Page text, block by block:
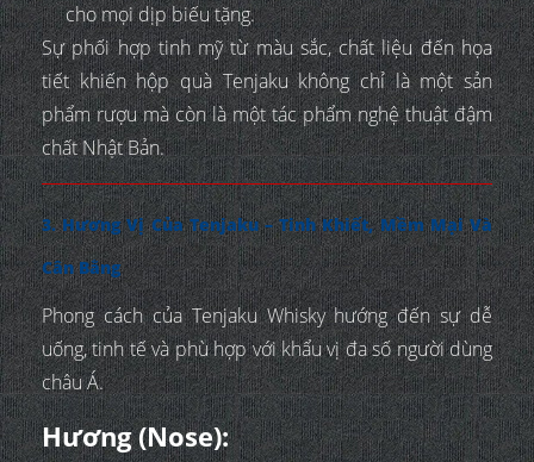
cho mọi dịp biếu tặng.
Sự phối hợp tinh mỹ từ màu sắc, chất liệu đến họa
tiết khiến hộp quà Tenjaku không chỉ là một sản
phẩm rượu mà còn là một tác phẩm nghệ thuật đậm
chất Nhật Bản.
3. Hương Vị Của Tenjaku – Tinh Khiết, Mềm Mại Và
Cân Bằng
Phong cách của Tenjaku Whisky hướng đến sự dễ
uống, tinh tế và phù hợp với khẩu vị đa số người dùng
châu Á.
Hương (Nose):